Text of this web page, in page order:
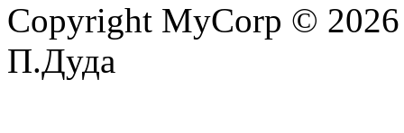
Copyright MyCorp © 2026
П.Дуда